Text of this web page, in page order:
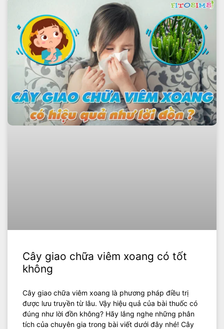
Cây giao chữa viêm xoang có tốt
không
Cây giao chữa viêm xoang là phương pháp điều trị
được lưu truyền từ lâu. Vậy hiệu quả của bài thuốc có
đúng như lời đồn không? Hãy lắng nghe những phân
tích của chuyên gia trong bài viết dưới đây nhé! Cây